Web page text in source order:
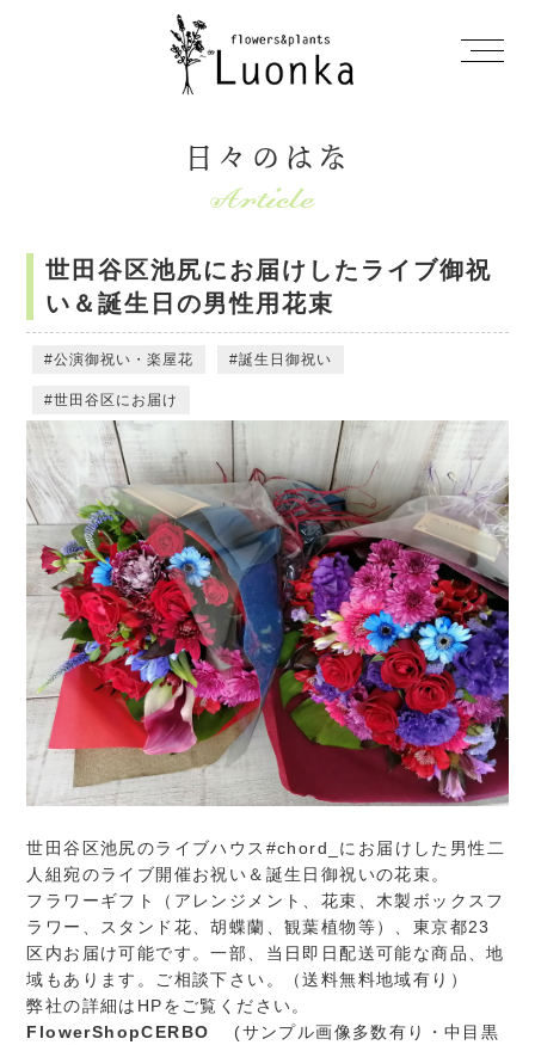
日々のはな
世田谷区池尻にお届けしたライブ御祝
い＆誕生日の男性用花束
公演御祝い・楽屋花 誕生日御祝い
世田谷区にお届け
世田谷区池尻のライブハウス#chord_にお届けした男性二
人組宛のライブ開催お祝い＆誕生日御祝いの花束。
フラワーギフト（アレンジメント、花束、木製ボックスフ
ラワー、スタンド花、胡蝶蘭、観葉植物等）、東京都23
区内お届け可能です。一部、当日即日配送可能な商品、地
域もあります。ご相談下さい。（送料無料地域有り）
弊社の詳細はHPをご覧ください。
FlowerShopCERBO
(サンプル画像多数有り・中目黒